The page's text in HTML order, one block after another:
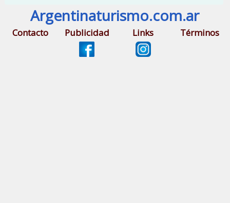
Argentinaturismo.com.ar
Contacto Publicidad Links Términos